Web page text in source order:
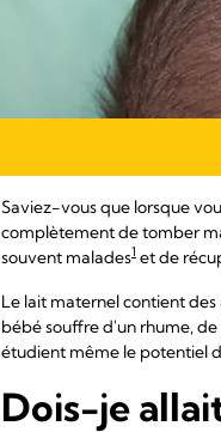
Saviez-vous que lorsque
complètement de tomber
souvent malades1 et de
Le lait maternel contient
bébé souffre d'un rhume,
étudient même le potentiel
Dois-je